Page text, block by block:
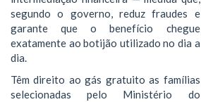
segundo o governo, reduz fraudes e
garante que o benefício chegue
exatamente ao botijão utilizado no dia a
dia.
Têm direito ao gás gratuito as famílias
selecionadas pelo Ministério do